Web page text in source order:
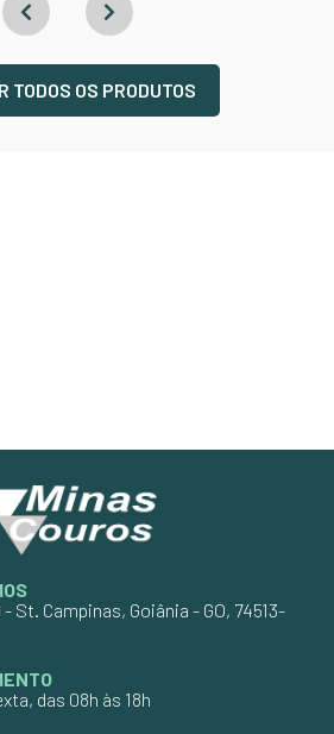
TODOS OS PRODUTOS
- St. Campinas, Goiânia - GO, 74513-
das 08h às 18h